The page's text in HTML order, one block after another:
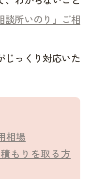
談所いのり」ご相
じっくり対応いた
相場
もりを取る方